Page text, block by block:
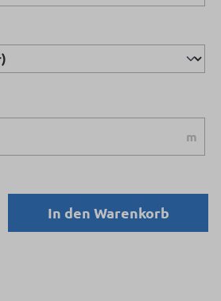
m
In den Warenkorb